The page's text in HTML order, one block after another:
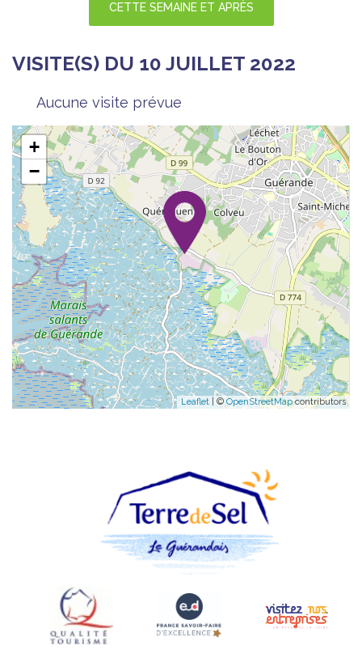
CETTE SEMAINE ET APRÈS
VISITE(S) DU 10 JUILLET 2022
Aucune visite prévue
+
−
Leaflet | © OpenStreetMapcontributors